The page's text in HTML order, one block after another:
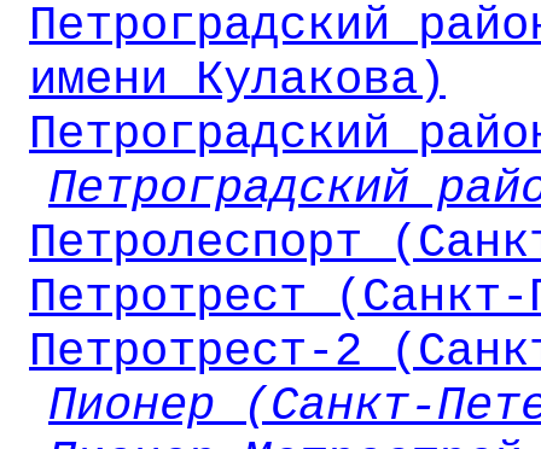
Петроградский
имени Кулакова)
Петроградский
Петроградский
Петролеспорт
Петротрест (Санкт-
Петротрест-2
Пионер (Санкт-